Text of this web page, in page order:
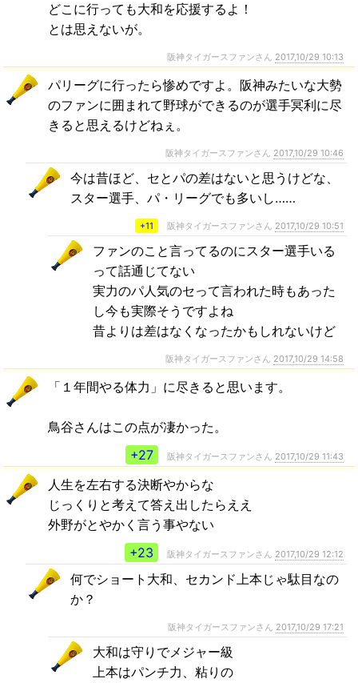
どこに行っても大和を応援するよ！
とは思えないが。
阪神タイガースファンさん 2017,10/29 10:13
パリーグに行ったら惨めですよ。阪神みたいな大勢
のファンに囲まれて野球ができるのが選手冥利に尽
きると思えるけどねぇ。
阪神タイガースファンさん 2017,10/29 10:46
今は昔ほど、セとパの差はないと思うけどな、
スター選手、パ・リーグでも多いし……
+11 阪神タイガースファンさん 2017,10/29 10:51
ファンのこと言ってるのにスター選手いる
って話通じてない
実力のパ人気のセって言われた時もあった
し今も実際そうですよね
昔よりは差はなくなったかもしれないけど
阪神タイガースファンさん 2017,10/29 14:58
「１年間やる体力」に尽きると思います。
鳥谷さんはこの点が凄かった。
+27
阪神タイガースファンさん 2017,10/29 11:43
人生を左右する決断やからな
じっくりと考えて答え出したらええ
外野がとやかく言う事やない
+23
阪神タイガースファンさん 2017,10/29 12:12
何でショート大和、セカンド上本じゃ駄目なの
か？
阪神タイガースファンさん 2017,10/29 17:21
大和は守りでメジャー級
上本はパンチ力、粘りの